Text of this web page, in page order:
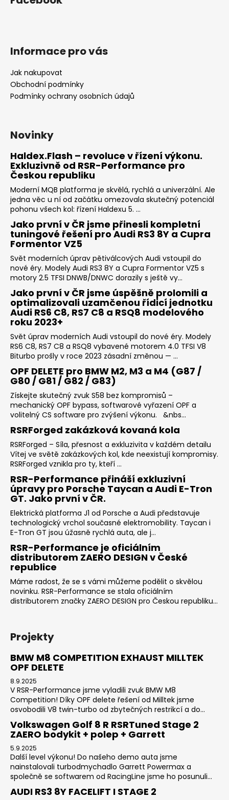
Informace pro vás
Jak nakupovat
Obchodní podmínky
Podmínky ochrany osobních údajů
Novinky
Haldex.Flash – revoluce v řízení výkonu.
Exkluzivně od RSR-Performance pro
Českou republiku
Moderní MQB platforma je skvělá, rychlá a univerzální. Ale
jedna věc u ní od začátku omezovala skutečný potenciál
pohonu všech kol: řízení Haldexu 5. ...
Jako první v ČR jsme přinesli kompletní
tuningové řešení pro Audi RS3 8Y a Cupra
Formentor VZ5
Svět moderních úprav pětiválcových Audi vstoupil do
nové éry. Modely Audi RS3 8Y a Cupra Formentor VZ5 s
motory 2.5 TFSI DNWB/DNWC dorazily s ještě vy...
Jako první v ČR jsme úspěšně prolomili a
optimalizovali uzamčenou řídicí jednotku
Audi RS6 C8, RS7 C8 a RSQ8 modelového
roku 2023+
Svět úprav moderních Audi vstoupil do nové éry. Modely
RS6 C8, RS7 C8 a RSQ8 vybavené motorem 4.0 TFSI V8
Biturbo prošly v roce 2023 zásadní změnou — ...
OPF DELETE pro BMW M2, M3 a M4 (G87 /
G80 / G81 / G82 / G83)
Získejte skutečný zvuk S58 bez kompromisů –
mechanický OPF bypass, softwarové vyřazení OPF a
volitelný CS software pro zvýšení výkonu. &nbs...
RSRForged zakázková kovaná kola
RSRForged – Síla, přesnost a exkluzivita v každém detailu
Vítej ve světě zakázkových kol, kde neexistují kompromisy.
RSRForged vznikla pro ty, kteří ...
RSR-Performance přináší exkluzivní
úpravy pro Porsche Taycan a Audi E-Tron
GT. Jako první v ČR.
Elektrická platforma J1 od Porsche a Audi představuje
technologický vrchol současné elektromobility. Taycan i
E-Tron GT jsou úžasně rychlá auta, ale j...
RSR-Performance je oficiálním
distributorem ZAERO DESIGN v České
republice
Máme radost, že se s vámi můžeme podělit o skvělou
novinku. RSR-Performance se stala oficiálním
distributorem značky ZAERO DESIGN pro Českou republiku...
Projekty
BMW M8 COMPETITION EXHAUST MILLTEK
OPF DELETE
8.9.2025
V RSR-Performance jsme vyladili zvuk BMW M8
Competition! Díky OPF delete řešení od Milltek jsme
osvobodili V8 twin-turbo od zbytečných restrikcí a do...
Volkswagen Golf 8 R RSRTuned Stage 2
ZAERO bodykit + polep + Garrett
5.9.2025
Další level výkonu! Do našeho demo auta jsme
nainstalovali turbodmychadlo Garrett Powermax a
společně se softwarem od RacingLine jsme ho posunuli...
AUDI RS3 8Y FACELIFT I STAGE 2